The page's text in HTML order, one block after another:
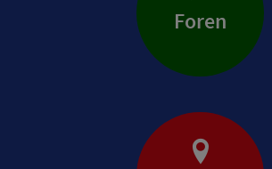
Foren